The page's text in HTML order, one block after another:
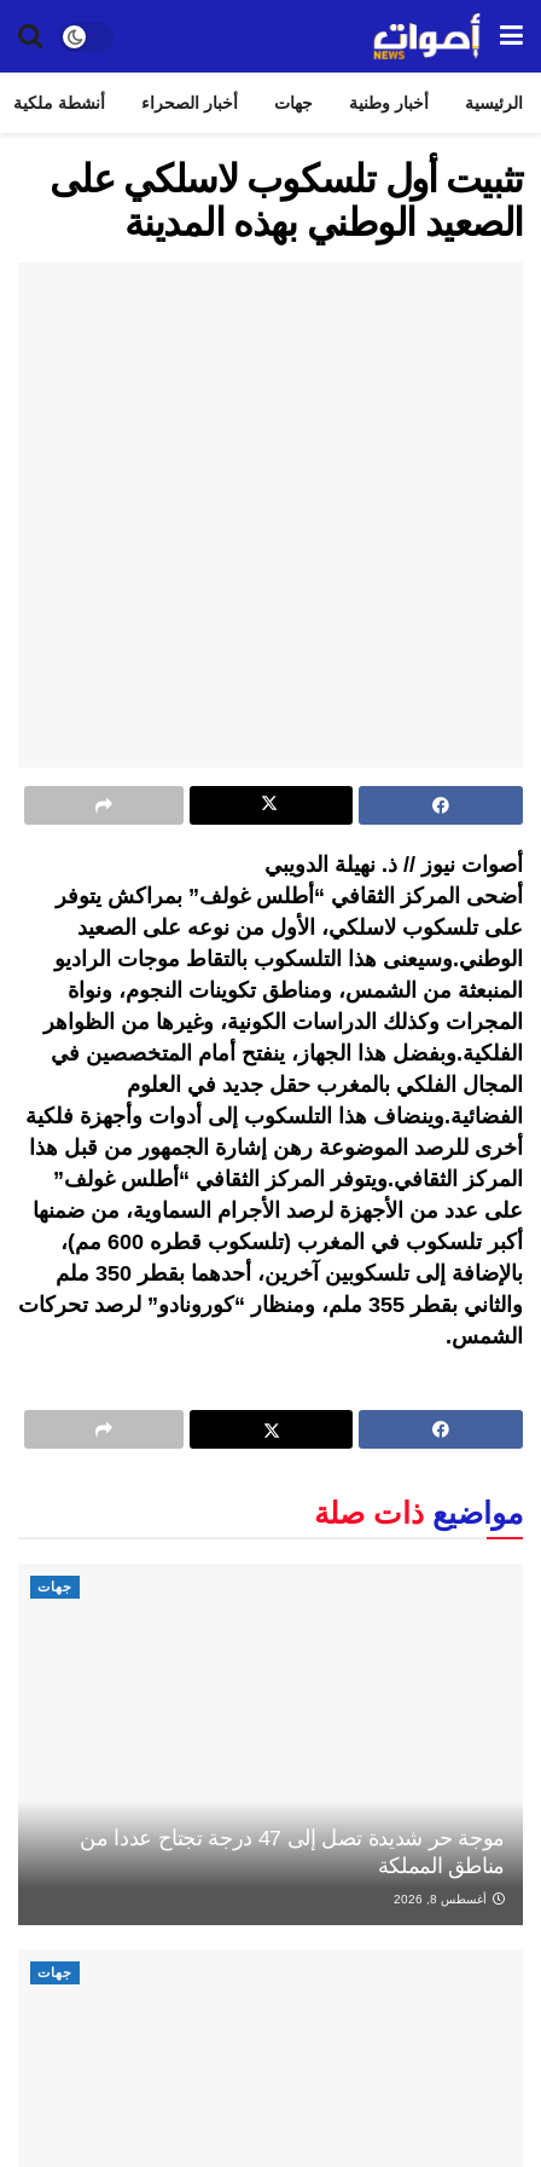
الرئيسية أخبار وطنية جهات أخبار الصحراء أنشطة ملكية
تثبيت أول تلسكوب لاسلكي على
الصعيد الوطني بهذه المدينة
أصوات نيوز // ذ. نهيلة الدويبي
أضحى المركز الثقافي “أطلس غولف” بمراكش يتوفر
على تلسكوب لاسلكي، الأول من نوعه على الصعيد
الوطني.وسيعنى هذا التلسكوب بالتقاط موجات الراديو
المنبعثة من الشمس، ومناطق تكوينات النجوم، ونواة
المجرات وكذلك الدراسات الكونية، وغيرها من الظواهر
الفلكية.وبفضل هذا الجهاز، ينفتح أمام المتخصصين في
المجال الفلكي بالمغرب حقل جديد في العلوم
الفضائية.وينضاف هذا التلسكوب إلى أدوات وأجهزة فلكية
أخرى للرصد الموضوعة رهن إشارة الجمهور من قبل هذا
المركز الثقافي.ويتوفر المركز الثقافي “أطلس غولف”
على عدد من الأجهزة لرصد الأجرام السماوية، من ضمنها
أكبر تلسكوب في المغرب (تلسكوب قطره 600 مم)،
بالإضافة إلى تلسكوبين آخرين، أحدهما بقطر 350 ملم
والثاني بقطر 355 ملم، ومنظار “كورونادو” لرصد تحركات
الشمس.
مواضيع ذات صلة
جهات
موجة حر شديدة تصل إلى 47 درجة تجتاح عددا من
مناطق المملكة
أغسطس 8, 2026
جهات